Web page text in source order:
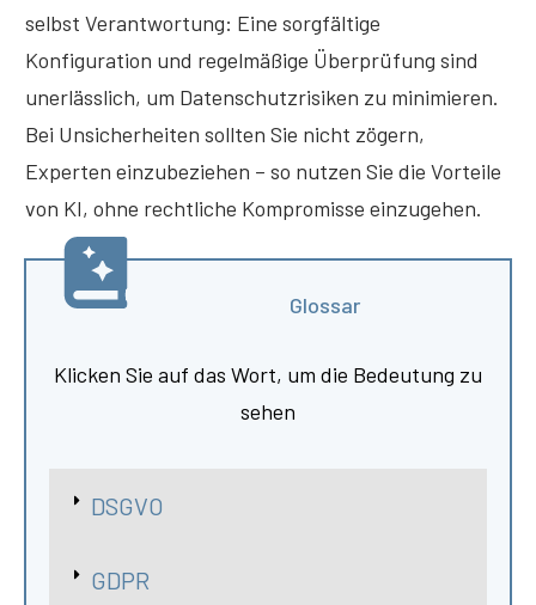
selbst Verantwortung: Eine sorgfältige
Konfiguration und regelmäßige Überprüfung sind
unerlässlich, um Datenschutzrisiken zu minimieren.
Bei Unsicherheiten sollten Sie nicht zögern,
Experten einzubeziehen – so nutzen Sie die Vorteile
von KI, ohne rechtliche Kompromisse einzugehen.
Glossar
Klicken Sie auf das Wort, um die Bedeutung zu
sehen
DSGVO
GDPR